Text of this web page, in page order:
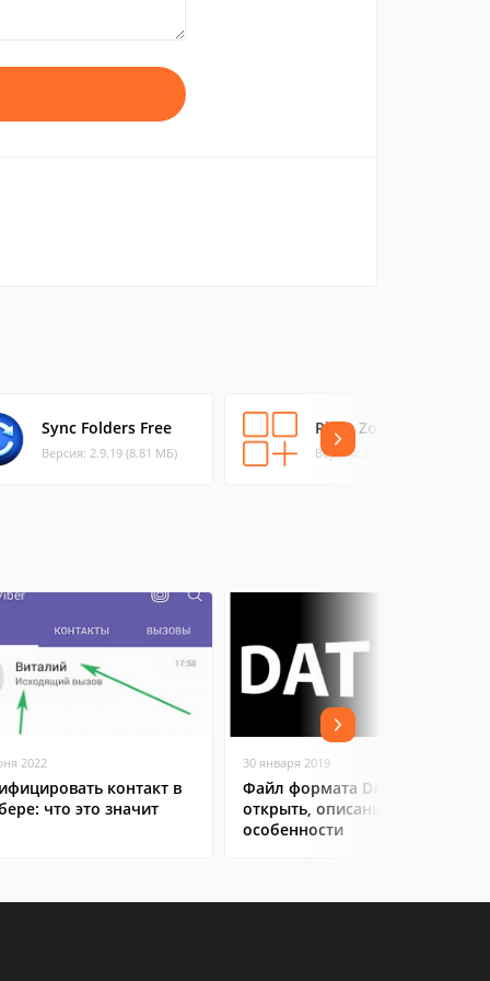
Sync Folders Free
Версия: 2.9.19 (8.81 МБ)
Right Zoom
Версия: 2.1 (0.54 МБ)
2022
контакт в
что это значит
30 января 2019
Файл формата DAT: чем
открыть, описание,
особенности